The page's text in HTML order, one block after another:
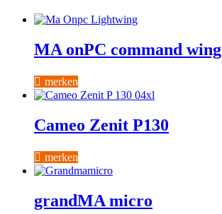
MA onPC command wing
merken
Cameo Zenit P130
merken
grandMA micro